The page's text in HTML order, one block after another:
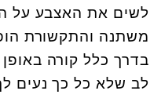
לשים את האצבע על
משתנה והתקשורת
בדרך כלל קורה
לב שלא כל כך נעים